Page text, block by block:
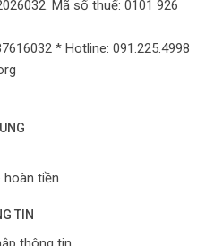
Mã số thuế: 0101 926
* Hotline: 091.225.4998
hoàn tiền
TIN